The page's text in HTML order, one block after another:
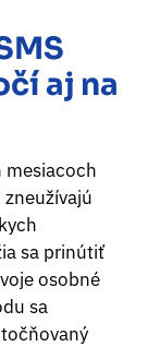
aj na
mesiacoch
sa prinútiť
osobné
sa